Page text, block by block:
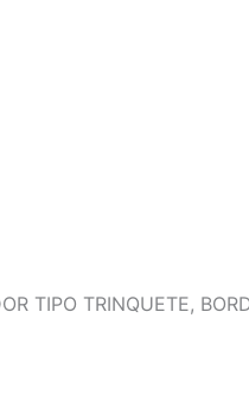
TIPO TRINQUETE,